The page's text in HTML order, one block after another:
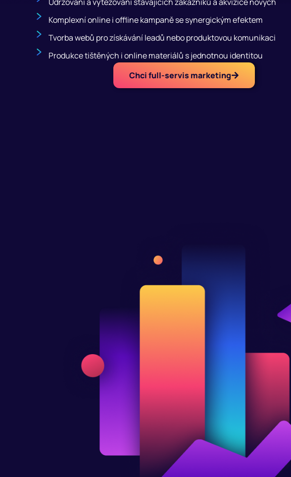
Komplexní online i offline kampaně se synergickým efektem
Tvorba webů pro získávání leadů nebo produktovou komunikaci
Produkce tištěných i online materiálů s jednotnou identitou
Chci full-servis marketing